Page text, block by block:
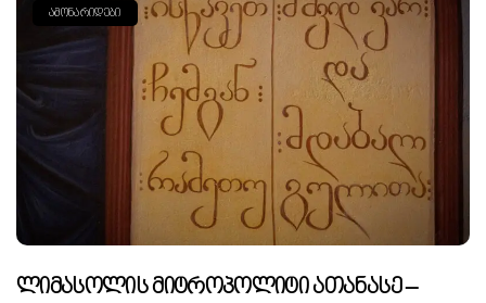
ᲐᲛᲝᲜᲐᲠᲘᲓᲔᲑᲘ
Ლიმასოლის Მიტროპოლიტი Ათანასე –